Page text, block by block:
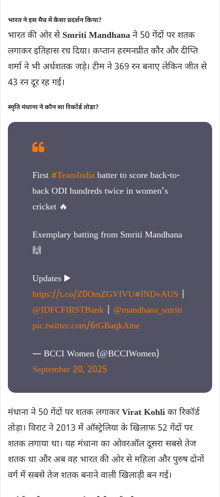
भारत ने इस मैच में कैसा प्रदर्शन किया?
भारत की ओर से Smriti Mandhana ने 50 गेंदों पर शतक
लगाकर इतिहास रच दिया। कप्तान हरमनप्रीत कौर और दीप्ति
शर्मा ने भी अर्धशतक जड़े। टीम ने 369 रन बनाए लेकिन जीत से
43 रन दूर रह गई।
स्मृति मंधाना ने कौन सा रिकॉर्ड तोड़ा?
First #TeamIndia batter to score back-to-
back ODI hundreds twice in women’s
cricket 🔥
Exemplary batting from Smriti Mandhana
🙌
Updates ▶️
https://t.co/Z0OmZGVfVU#INDvAUS
@IDFCFIRSTBank
@mandhana_smriti
pic.twitter.com/6tGBaqkAme
— BCCI Women (@BCCIWomen)
September 20, 2025
मंधाना ने 50 गेंदों पर शतक लगाकरVirat Kohli का रिकॉर्ड
तोड़ा। विराट ने 2013 में ऑस्ट्रेलिया के खिलाफ 52 गेंदों पर
शतक लगाया था। यह मंधाना का ओवरऑल दूसरा सबसे तेज
शतक था और अब वह भारत की ओर से महिला और पुरुष दोनों
वर्ग में सबसे तेज शतक बनाने वाली खिलाड़ी बन गईं।